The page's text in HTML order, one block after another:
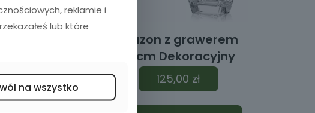
koszyka
Wazon z grawerem
26cm Dekoracyjny
125,00 zł
reklamie i
lub które
na wszystko